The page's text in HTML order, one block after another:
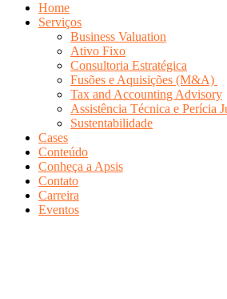
Home
Serviços
Business Valuation
Ativo Fixo
Consultoria Estratégica
Fusões e Aquisições (M&A)
Tax and Accounting Advisory
Assistência Técnica e Perícia
Sustentabilidade
Cases
Conteúdo
Conheça a Apsis
Contato
Carreira
Eventos